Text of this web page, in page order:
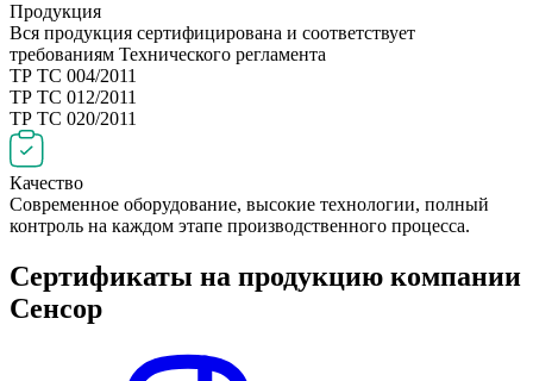
Продукция
Вся продукция сертифицирована и соответствует
требованиям Технического регламента
ТР ТС 004/2011
ТР ТС 012/2011
ТР ТС 020/2011
Качество
Современное оборудование, высокие технологии, полный
контроль на каждом этапе производственного процесса.
Сертификаты на продукцию компании
Сенсор